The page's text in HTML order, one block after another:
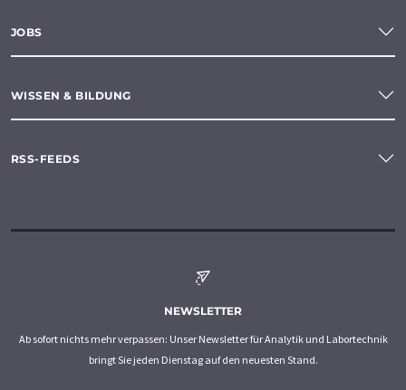
JOBS
WISSEN & BILDUNG
RSS-FEEDS
NEWSLETTER
Ab sofort nichts mehr verpassen: Unser Newsletter für Analytik und Labortechnik
bringt Sie jeden Dienstag auf den neuesten Stand.